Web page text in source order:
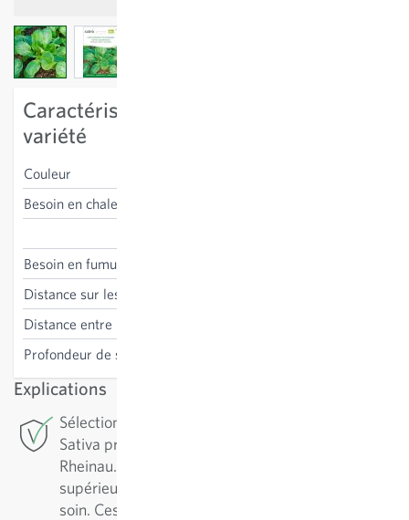
View larger imageView larger image
Caractéristiques spécifiques à la
variété
Couleur
Besoin en chaleur
Besoin en fumure
Distance sur les lignes
Distance entre les lignes
Profondeur de semis
Explications
Sélection de conservation: Pour cette variété,
Sativa pratique la sélection de conservation à
Rheinau. Pour assurer une variété de qualité
supérieure, il est essentiel de l’entretenir avec
soin. Ces variétés sont régulièrement reproduites